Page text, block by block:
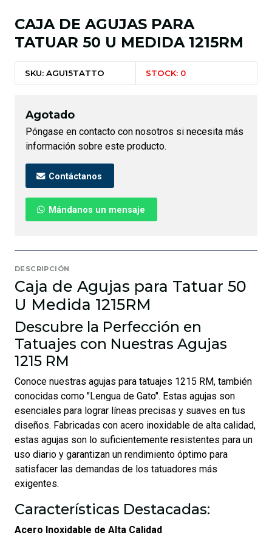
CAJA DE AGUJAS PARA
TATUAR 50 U MEDIDA 1215RM
SKU: AGU15TATTO STOCK: 0
Agotado
Póngase en contacto con nosotros si necesita más
información sobre este producto.
Contáctanos
Mándanos un mensaje
DESCRIPCIÓN
Caja de Agujas para Tatuar 50
U Medida 1215RM
Descubre la Perfección en
Tatuajes con Nuestras Agujas
1215 RM
Conoce nuestras agujas para tatuajes 1215 RM, también
conocidas como "Lengua de Gato". Estas agujas son
esenciales para lograr líneas precisas y suaves en tus
diseños. Fabricadas con acero inoxidable de alta calidad,
estas agujas son lo suficientemente resistentes para un
uso diario y garantizan un rendimiento óptimo para
satisfacer las demandas de los tatuadores más
exigentes.
Características Destacadas:
Acero Inoxidable de Alta Calidad